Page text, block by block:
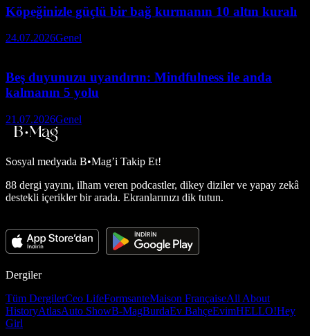
Köpeğinizle güçlü bir bağ kurmanın 10 altın kuralı
24.07.2026Genel
Beş duyunuzu uyandırın: Mindfulness ile anda
kalmanın 5 yolu
21.07.2026Genel
Sosyal medyada B•Mag’i Takip Et!
88 dergi yayını, ilham veren podcastler, dikey diziler ve yapay zekâ
destekli içerikler bir arada. Ekranlarınızı dik tutun.
Dergiler
Tüm DergilerCeo LifeFormsanteMaison FrançaiseAll About
HistoryAtlasAuto ShowB-MagBurdaEv BahçeEvimHELLO!Hey
Girl